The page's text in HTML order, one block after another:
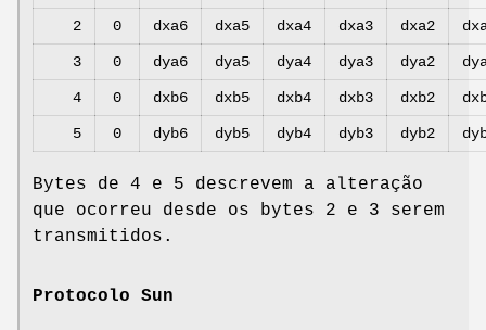
2 0 dxa6 dxa5 dxa4 dxa3 dxa2
3 0 dya6 dya5 dya4 dya3 dya2
4 0 dxb6 dxb5 dxb4 dxb3 dxb2
5 0 dyb6 dyb5 dyb4 dyb3 dyb2
Bytes de 4 e 5 descrevem a alteração
que ocorreu desde os bytes 2 e 3 serem
transmitidos.
Protocolo Sun